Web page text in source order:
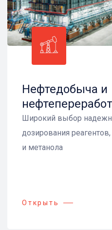
Нефтедобыча и
Широкий выбор
дозирования
и метанола
Открыть